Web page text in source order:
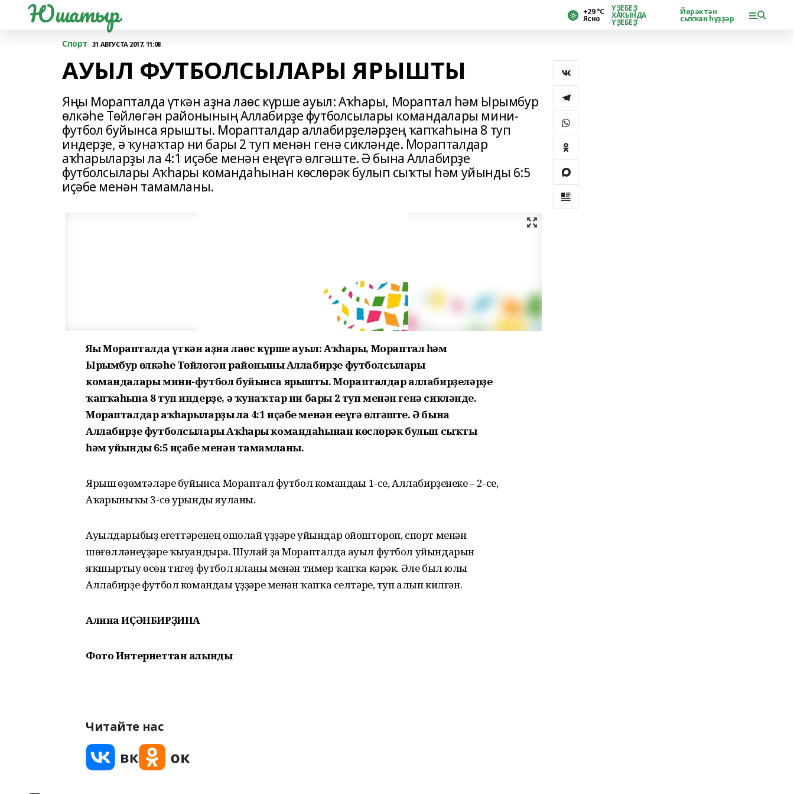
Юшатыр +29 °С
Ясно
ҮҘЕБЕҘ
ХАҠЫНДА
ҮҘЕБЕҘ
Йөрәктән
сыҡҡан һүҙҙәр
Спорт 31 АВГУСТА 2017, 11:08
АУЫЛ ФУТБОЛСЫЛАРЫ ЯРЫШТЫ
Яңы Морапталда үткән аҙна лаөс күрше ауыл: Аҡһары, Мораптал һәм Ырымбур
өлкәһе Төйлөгән районының Аллабирҙе футболсылары командалары мини-
футбол буйынса ярышты. Морапталдар аллабирҙеләрҙең ҡапҡаһына 8 туп
индерҙе, ә ҡунаҡтар ни бары 2 туп менән генә сикләнде. Морапталдар
аҡһарыларҙы ла 4:1 иҫәбе менән еңеүгә өлгәште. Ә бына Аллабирҙе
футболсылары Аҡһары командаһынан көслөрәк булып сыҡты һәм уйынды 6:5
иҫәбе менән тамамланы.
Яңы Морапталда үткән аҙналаөс күрше ауыл: Аҡһары, Мораптал һәм
Ырымбур өлкәһе Төйлөгән районының Аллабирҙе футболсылары
командалары мини-футбол буйынса ярышты. Морапталдар аллабирҙеләрҙең
ҡапҡаһына 8 туп индерҙе, ә ҡунаҡтар ни бары 2 туп менән генә сикләнде.
Морапталдар аҡһарыларҙы ла 4:1 иҫәбе менән еңеүгә өлгәште. Ә бына
Аллабирҙе футболсылары Аҡһары командаһынан көслөрәк булып сыҡты
һәм уйынды 6:5 иҫәбе менән тамамланы.
Ярыш һөҙөмтәләре буйынса Мораптал футбол командаһы 1-се, Аллабирҙенеке – 2-се,
Аҡһарыныҡы 3-сө урынды яуланы.
Ауылдарыбыҙ егеттәренең ошолай үҙҙәре уйындар ойоштороп, спорт менән
шөғөлләнеүҙәре ҡыуандыра. Шулай ҙа Морапталда ауыл футбол уйындарын
яҡшыртыу өсөн тигеҙ футбол яланы менән тимер ҡапҡа кәрәк. Әле был юлы
Аллабирҙе футбол командаһы үҙҙәре менән ҡапҡа селтәре, туп алып килгән.
Алина ИҪӘНБИРҘИНА
Фото Интернеттан алынды
Читайте нас